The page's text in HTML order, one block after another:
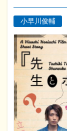
小早川俊輔